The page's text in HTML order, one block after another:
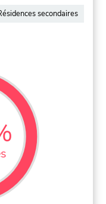
secondaires